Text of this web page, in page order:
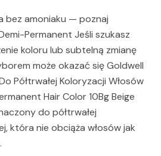
bez amoniaku — poznaj
Permanent Jeśli szukasz
koloru lub subtelną zmianę
może okazać się Goldwell
Półtrwałej Koloryzacji Włosów
Hair Color 10Bg Beige
do półtrwałej
która nie obciąża włosów jak